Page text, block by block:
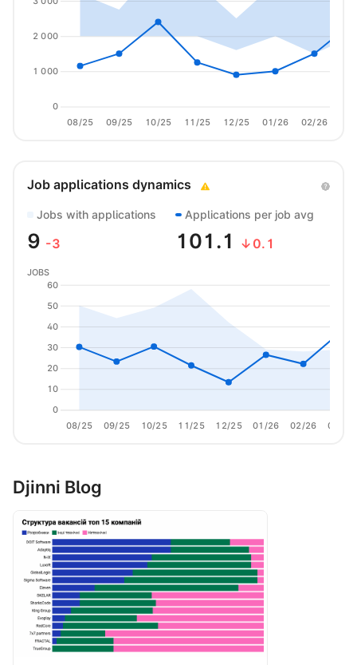
08/25 09/25 10/25 11/25 12/25 01/26 02/26
0
1 000
2 000
Job applications dynamics
Jobs with applications
9 -3
Applications per job avg
101.1 ↓0.1
08/25 09/25 10/25 11/25 12/25 01/26 02/26 03/26
0
10
20
30
40
50
60
JOBS
Djinni Blog